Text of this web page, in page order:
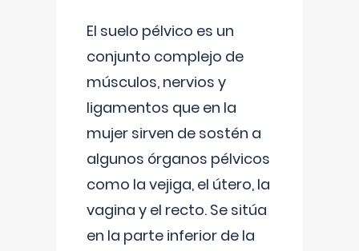
El suelo pélvico es un
conjunto complejo de
músculos, nervios y
ligamentos que en la
mujer sirven de sostén a
algunos órganos pélvicos
como la vejiga, el útero, la
vagina y el recto. Se sitúa
en la parte inferior de la